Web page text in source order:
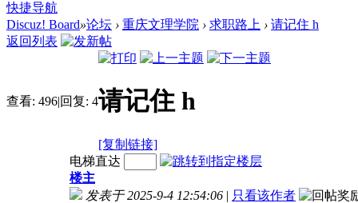
快捷导航
Discuz! Board»论坛 › 重庆文理学院 › 求职路上 › 请记住 h
返回列表
查看: 496|回复: 4请记住 h
[复制链接]
电梯直达
楼主
发表于 2025-9-4 12:54:06 | 只看该作者